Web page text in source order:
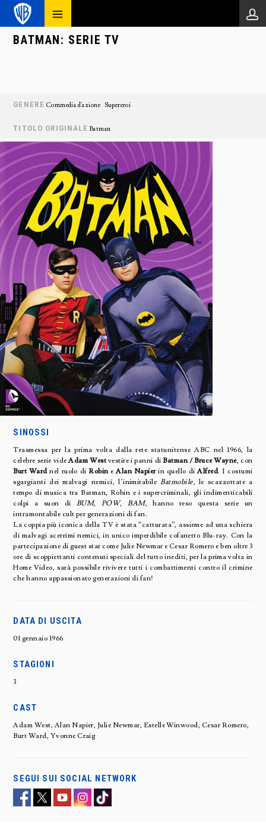
BATMAN: SERIE TV
GENERE Commedia d'azione Supereroi
TITOLO ORIGINALE Batman
SINOSSI
Trasmessa per la prima volta dalla rete statunitense ABC nel 1966, la
celebre serie videAdam West vestire i panni di Batman / Bruce Wayne, con
Burt Wardnel ruolo di RobineAlan Napierin quello diAlfred. I costumi
sgargianti dei malvagi nemici, l’inimitabileBatmobile, le scazzottate a
tempo di musica tra Batman, Robin e i supercriminali, gli indimenticabili
colpi a suon di BUM,POW,BAM, hanno reso questa serie un
intramontabile cult per generazioni di fan.
La coppia più iconica della TV è stata “catturata”, assieme ad una schiera
di malvagi acerrimi nemici, in unico imperdibile cofanetto Blu-ray. Con la
partecipazione di guest star come Julie Newmar e Cesar Romero e ben oltre 3
ore di scoppiettanti contenuti speciali del tutto inediti, per la prima volta in
Home Video, sarà possibile rivivere tutti i combattimenti contro il crimine
che hanno appassionato generazioni di fan!
DATA DI USCITA
01 gennaio 1966
STAGIONI
3
CAST
Adam West, Alan Napier, Julie Newmar, Estelle Winwood, Cesar Romero,
Burt Ward, Yvonne Craig
SEGUI SUI SOCIAL NETWORK